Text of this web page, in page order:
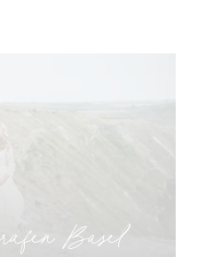
Basel